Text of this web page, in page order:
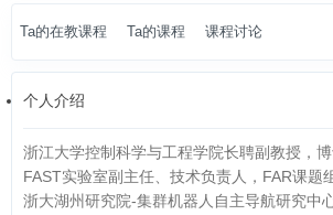
器人领域知名期刊会议发表论文60余篇；所发表
IEEETRO2020“傅京孙”最佳论文荣誉奖、IEEE/
奖提名、IEEESSRR2016最佳论文奖、浙江大学信
等、国际空中机器人大赛冠军、RoboMaster高校人
Ta的在教课程 Ta的课程 课程讨论
个人介绍
浙江大学控制科学与工程学院长聘副教授，
FAST实验室副主任、技术负责人，FAR课题
浙大湖州研究院-集群机器人自主导航研究中